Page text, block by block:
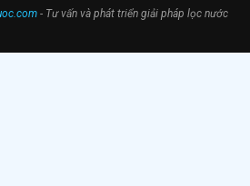
- Tư vấn và phát triển giải pháp lọc nước